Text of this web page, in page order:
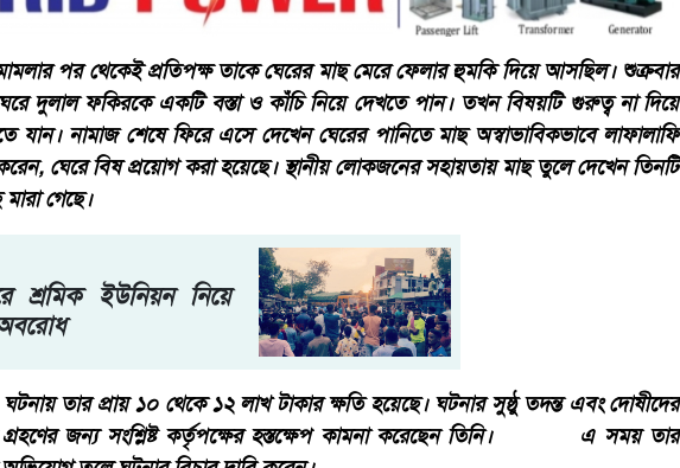
পর থেকেই প্রতিপক্ষ তাকে ঘেরের মাছ মেরে ফেলার হুমকি দিয়ে আসছিল। শুক্রবার
দুলাল ফকিরকে একটি বস্তা ও কাঁচি নিয়ে দেখতে পান। তখন বিষয়টি গুরুত্ব না দিয়ে
নামাজ শেষে ফিরে এসে দেখেন ঘেরের পানিতে মাছ অস্বাভাবিকভাবে লাফালাফি
ঘেরে বিষ প্রয়োগ করা হয়েছে। স্থানীয় লোকজনের সহায়তায় মাছ তুলে দেখেন তিনটি
গেছে।
শ্রমিক ইউনিয়ন নিয়ে
তার প্রায় ১০ থেকে ১২ লাখ টাকার ক্ষতি হয়েছে। ঘটনার সুষ্ঠু তদন্ত এবং দোষীদের
গ্রহণের জন্য সংশ্লিষ্ট কর্তৃপক্ষের হস্তক্ষেপ কামনা করেছেন তিনি। এ সময় তার